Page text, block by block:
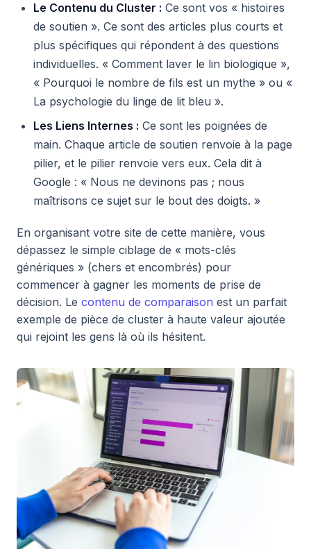
Le Contenu du Cluster : Ce sont vos « histoires
de soutien ». Ce sont des articles plus courts et
plus spécifiques qui répondent à des questions
individuelles. « Comment laver le lin biologique »,
« Pourquoi le nombre de fils est un mythe » ou «
La psychologie du linge de lit bleu ».
Les Liens Internes : Ce sont les poignées de
main. Chaque article de soutien renvoie à la page
pilier, et le pilier renvoie vers eux. Cela dit à
Google : « Nous ne devinons pas ; nous
maîtrisons ce sujet sur le bout des doigts. »
En organisant votre site de cette manière, vous
dépassez le simple ciblage de « mots-clés
génériques » (chers et encombrés) pour
commencer à gagner les moments de prise de
décision. Le contenu de comparaison est un parfait
exemple de pièce de cluster à haute valeur ajoutée
qui rejoint les gens là où ils hésitent.